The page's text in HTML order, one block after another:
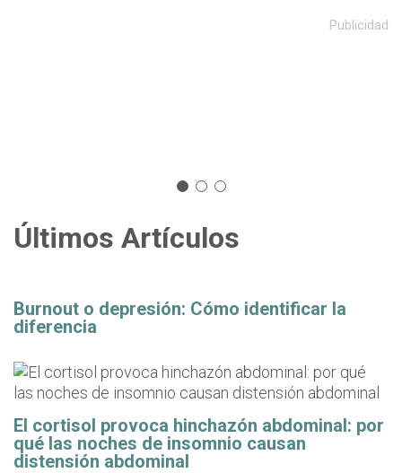
Publicidad
Últimos Artículos
Burnout o depresión: Cómo identificar la
diferencia
El cortisol provoca hinchazón abdominal: por
qué las noches de insomnio causan
distensión abdominal